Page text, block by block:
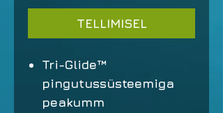
TELLIMISEL
Tri-Glide™
pingutussüsteemiga
peakumm